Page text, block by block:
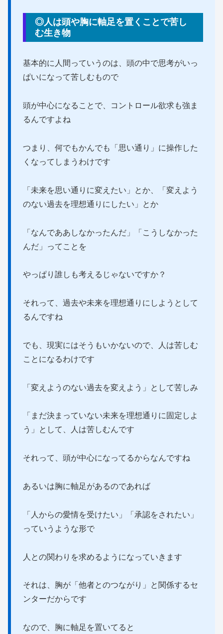
◎人は頭や胸に軸足を置くことで苦し
む生き物
基本的に人間っていうのは、頭の中で思考がいっ
ぱいになって苦しむもので
頭が中心になることで、コントロール欲求も強ま
るんですよね
つまり、何でもかんでも「思い通り」に操作した
くなってしまうわけです
「未来を思い通りに変えたい」とか、「変えよう
のない過去を理想通りにしたい」とか
「なんでああしなかったんだ」「こうしなかった
んだ」ってことを
やっぱり誰しも考えるじゃないですか？
それって、過去や未来を理想通りにしようとして
るんですね
でも、現実にはそうもいかないので、人は苦しむ
ことになるわけです
「変えようのない過去を変えよう」として苦しみ
「まだ決まっていない未来を理想通りに固定しよ
う」として、人は苦しむんです
それって、頭が中心になってるからなんですね
あるいは胸に軸足があるのであれば
「人からの愛情を受けたい」「承認をされたい」
っていうような形で
人との関わりを求めるようになっていきます
それは、胸が「他者とのつながり」と関係するセ
ンターだからです
なので、胸に軸足を置いてると